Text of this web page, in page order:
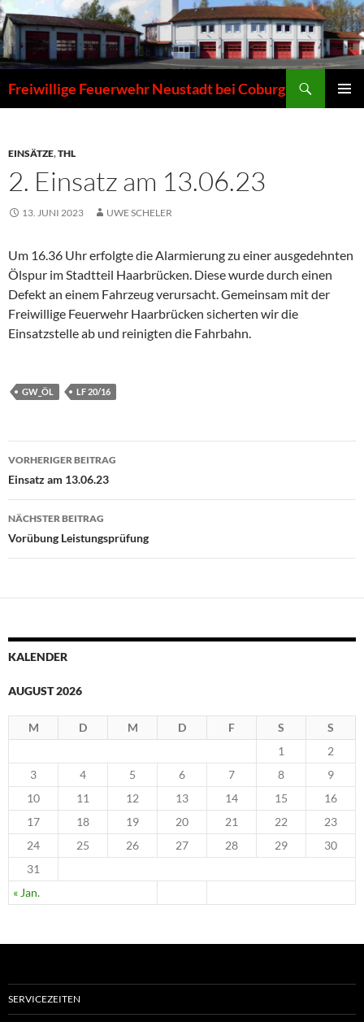
Zum
Inhalt
springen
Freiwillige Feuerwehr Neustadt bei Coburg
EINSÄTZE,THL
2. Einsatz am 13.06.23
13. JUNI 2023 UWE SCHELER
Um 16.36 Uhr erfolgte die Alarmierung zu einer ausgedehnten
Ölspur im Stadtteil Haarbrücken. Diese wurde durch einen
Defekt an einem Fahrzeug verursacht. Gemeinsam mit der
Freiwillige Feuerwehr Haarbrücken sicherten wir die
Einsatzstelle ab und reinigten die Fahrbahn.
GW_ÖL LF 20/16
Beitragsnavigation
VORHERIGER BEITRAG
Einsatz am 13.06.23
NÄCHSTER BEITRAG
Vorübung Leistungsprüfung
KALENDER
AUGUST 2026
M D M D F S S
« Jan.
1
2
3
4 5 6 7 8
9
10
11 12 13 14 15
16
17
18 19 20 21 22
23
24
25 26 27 28 29
30
31
SERVICEZEITEN